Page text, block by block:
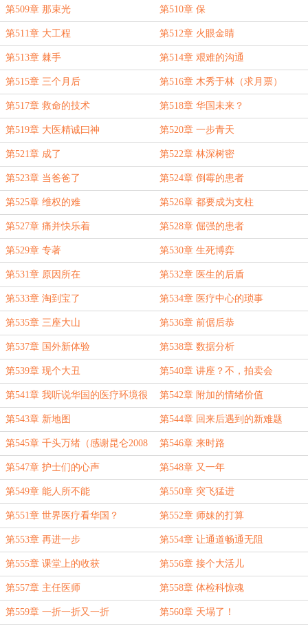
第509章 那束光 第510章 保
第511章 大工程 第512章 火眼金睛
第513章 棘手 第514章 艰难的沟通
第515章 三个月后 第516章 木秀于林（求月票）
第517章 救命的技术 第518章 华国未来？
第519章 大医精诚曰神 第520章 一步青天
第521章 成了 第522章 林深树密
第523章 当爸爸了 第524章 倒霉的患者
第525章 维权的难 第526章 都要成为支柱
第527章 痛并快乐着 第528章 倔强的患者
第529章 专著 第530章 生死博弈
第531章 原因所在 第532章 医生的后盾
第533章 淘到宝了 第534章 医疗中心的琐事
第535章 三座大山 第536章 前倨后恭
第537章 国外新体验 第538章 数据分析
第539章 现个大丑 第540章 讲座？不，拍卖会
第541章 我听说华国的医疗环境很
好
第542章 附加的情绪价值
第543章 新地图 第544章 回来后遇到的新难题
第545章 千头万绪（感谢昆仑2008
登临盟主）
第546章 来时路
第547章 护士们的心声 第548章 又一年
第549章 能人所不能 第550章 突飞猛进
第551章 世界医疗看华国？ 第552章 师妹的打算
第553章 再进一步 第554章 让通道畅通无阻
第555章 课堂上的收获 第556章 接个大活儿
第557章 主任医师 第558章 体检科惊魂
第559章 一折一折又一折 第560章 天塌了！